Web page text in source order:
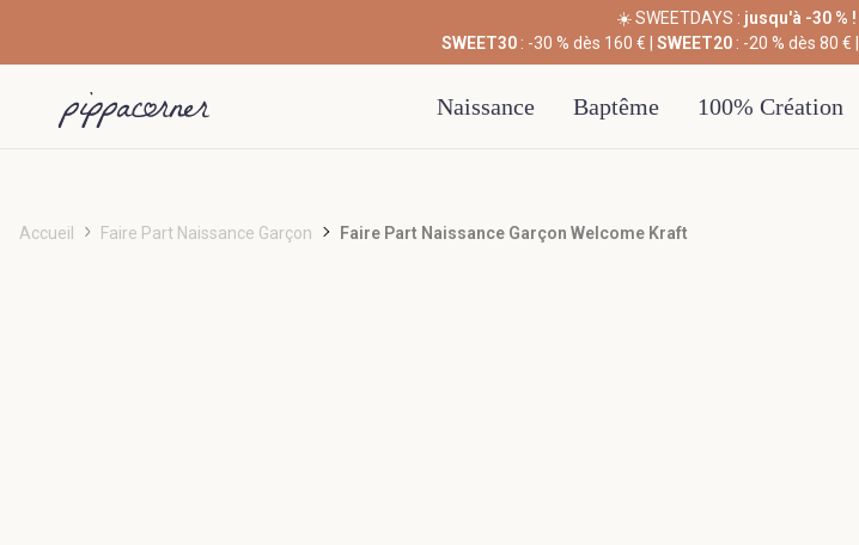
☀️ SWEETDAYS : jusqu'à -30 % !
SWEET30 : -30 % dès 160 € | SWEET20 : -20 % dès 80 € |
Naissance Baptême 100% Création
Accueil Faire Part Naissance Garçon Faire Part Naissance Garçon Welcome Kraft